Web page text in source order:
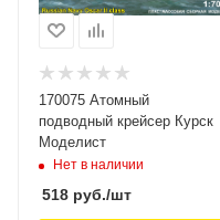
170075 Атомный
подводный крейсер Курск
Моделист
Нет в наличии
518 руб./шт